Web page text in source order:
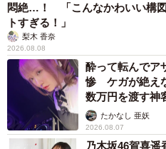
悶絶…！ 「こんなかわいい構
トすぎる！」
梨木 香奈
2026.08.08
酔って転んで
惨 ケガが絶え
数万円を渡す神
たかなし 亜妖
2026.08.07
乃木坂46賀喜